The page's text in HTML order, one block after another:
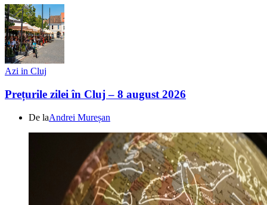
Azi in Cluj
Prețurile zilei în Cluj – 8 august 2026
De laAndrei Mureșan